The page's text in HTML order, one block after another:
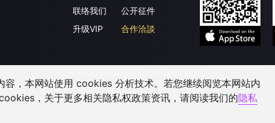
联络我们
升级VIP
公开征件
合作洽談
容，本网站使用 cookies 分析技术。若您继续阅览本网站内
，关于更多相关隐私权政策资讯，请阅读我们的隐私